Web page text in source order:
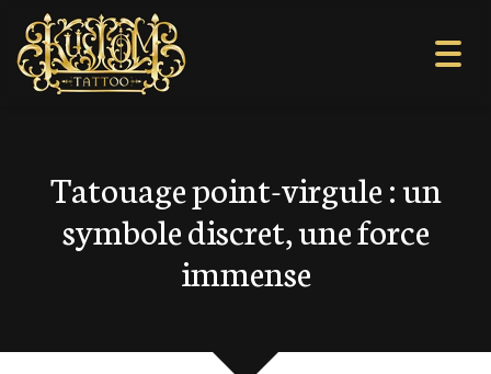
Tatouage point-virgule : un
symbole discret, une force
immense